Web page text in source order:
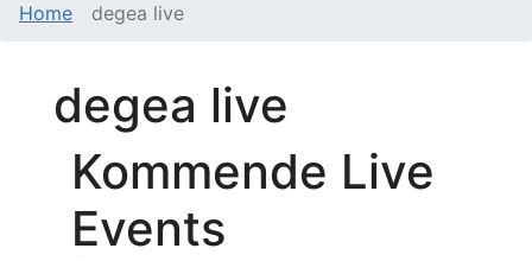
Home degea live
degea live
Kommende Live
Events